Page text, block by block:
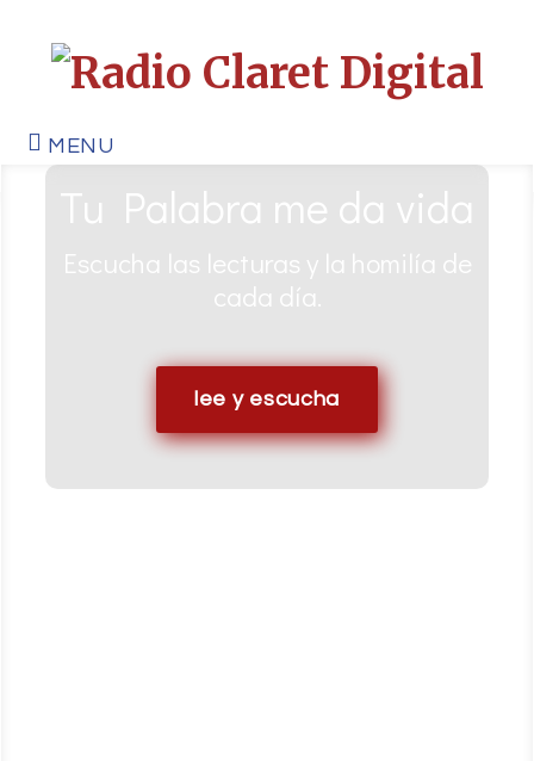
MENU
Tu Palabra me da vida
Escucha las lecturas y la homilía de
cada día.
lee y escucha